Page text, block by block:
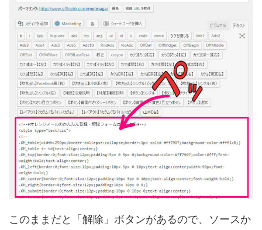
このままだと「解除」ボタンがあるので、ソースか